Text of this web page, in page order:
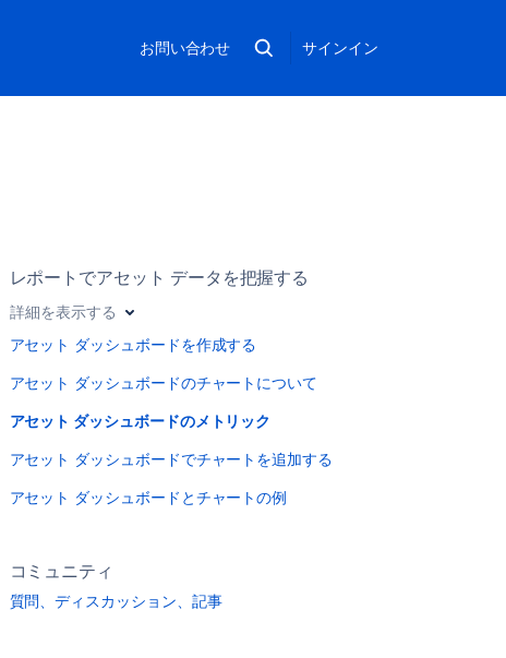
お問い合わせ サインイン
レポートでアセット データを把握する
詳細を表示する
アセット ダッシュボードを作成する
アセット ダッシュボードのチャートについて
アセット ダッシュボードのメトリック
アセット ダッシュボードでチャートを追加する
アセット ダッシュボードとチャートの例
コミュニティ
質問、ディスカッション、記事